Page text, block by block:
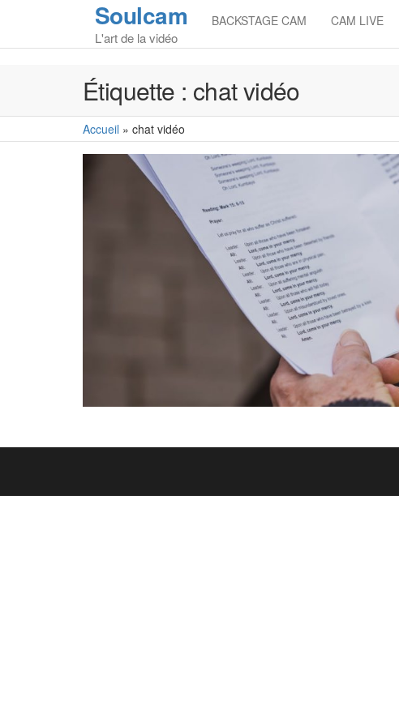
Soulcam
L'art de la vidéo
BACKSTAGE CAM CAM LIVE
Étiquette : chat vidéo
Accueil » chat vidéo